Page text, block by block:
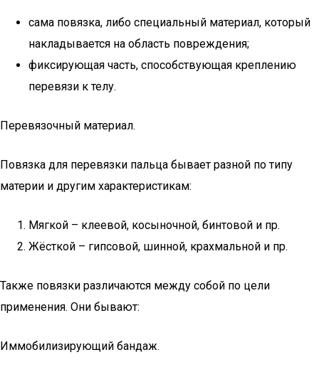
сама повязка, либо специальный материал, который
накладывается на область повреждения;
фиксирующая часть, способствующая креплению
перевязи к телу.
Перевязочный материал.
Повязка для перевязки пальца бывает разной по типу
материи и другим характеристикам:
Мягкой – клеевой, косыночной, бинтовой и пр.
Жёсткой – гипсовой, шинной, крахмальной и пр.
Также повязки различаются между собой по цели
применения. Они бывают:
Иммобилизирующий бандаж.